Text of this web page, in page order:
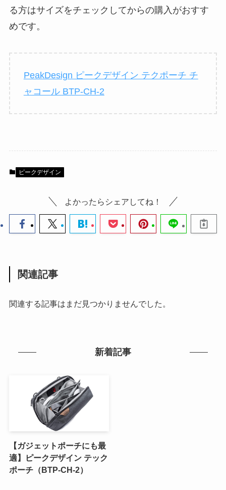
る方はサイズをチェックしてからの購入がおすす
めです。
PeakDesign ピークデザイン テクポーチ チ
ャコール BTP-CH-2
ピークデザイン
よかったらシェアしてね！
関連記事
関連する記事はまだ見つかりませんでした。
新着記事
【ガジェットポーチにも最
適】ピークデザイン テック
ポーチ（BTP-CH-2）